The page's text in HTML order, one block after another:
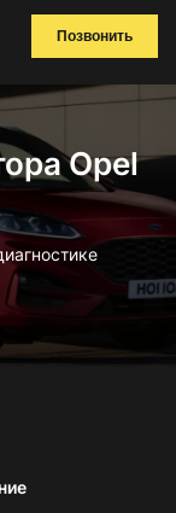
Позвонить
Opel